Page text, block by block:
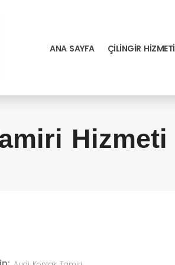
ANA SAYFA ÇILINGIR HIZMETI
Hizmeti